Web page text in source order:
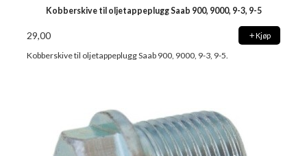
Kobberskive til oljetappeplugg Saab 900, 9000, 9-3, 9-5
29,00 Kjøp
Kobberskive til oljetappeplugg Saab 900, 9000, 9-3, 9-5.